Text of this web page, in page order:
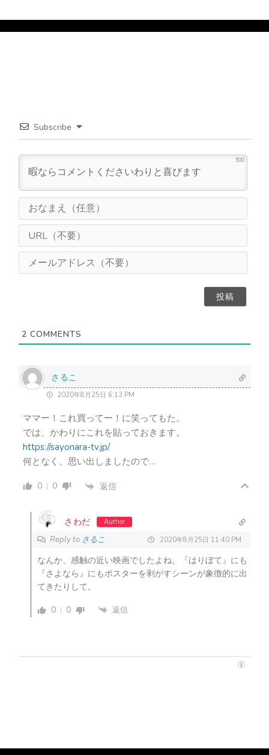
Subscribe
500
ま
（
意
L
（
2 COMMENTS
さるこ
2020年8月25日 6:13 PM
ママー！これ買ってー！に笑ってもた。
では、かわりにこれを貼っておきます。
https://sayonara-tv.jp/
何となく、思い出しましたので…
0 0 返信
さわだ Author
Reply to さるこ 2020年8月25日 11:40 PM
なんか、感触の近い映画でしたよね。『はりぼて』にも
『さよなら』にもポスターを剥がすシーンが象徴的に出
てきたりして。
0
0 返信